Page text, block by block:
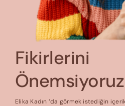
Fikirlerini
Elika Kadın ‘da görmek istediğin